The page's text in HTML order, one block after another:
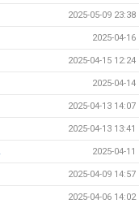
2025-05-09 23:38
2025-04-16
2025-04-15 12:24
2025-04-14
2025-04-13 14:07
2025-04-13 13:41
2025-04-11
2025-04-09 14:57
2025-04-06 14:02